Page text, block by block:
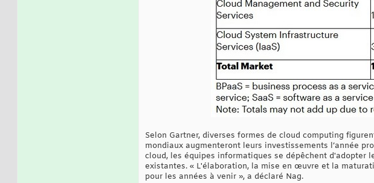
Selon Gartner, diverses formes de cloud computing
mondiaux augmenteront leurs investissements l’année
cloud, les équipes informatiques se dépêchent d'adopter
existantes. « L'élaboration, la mise en œuvre et la
pour les années à venir », a déclaré Nag.